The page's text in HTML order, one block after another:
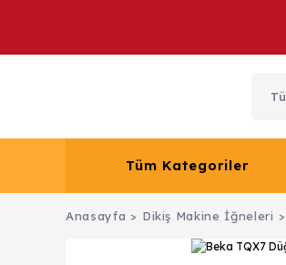
Tüm Kategoriler
Anasayfa Dikiş Makine İğneleri